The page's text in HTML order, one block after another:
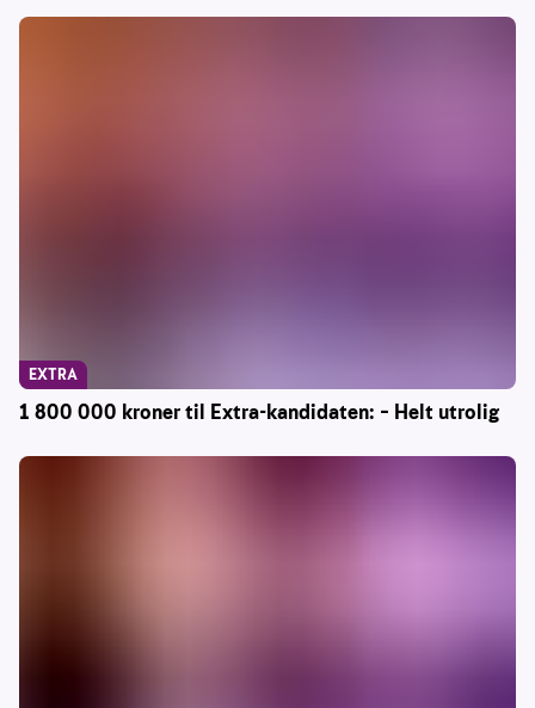
1 800 000 kroner til Extra-kandidaten: – Helt utrolig
EXTRA